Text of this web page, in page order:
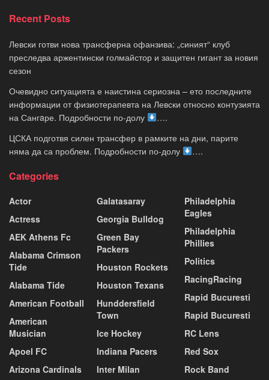
Recent Posts
Левски готви нова трансферна офанзива: „синият“ клуб
преследва аржентински голмайстор и защитен гигант за новия
сезон
Очевидно ситуацията е наистина сериозна – ето последните
информации от физиотерапевта на Левски относно контузията
на Сангaре. Подробности по-долу
….
ЦСКА подготвя силен трансфер в рамките на дни, парите
няма да са проблем. Подробности по-долу
….
Categories
Actor
Actress
AEK Athens Fc
Alabama Crimson
Tide
Alabama Tide
American Football
American
Musician
Apoel FC
Arizona Cardinals
Galatasaray
Georgia Bulldog
Green Bay
Packers
Houston Rockets
Houston Texans
Hunddersfield
Town
Ice Hockey
Indiana Pacers
Inter Milan
Philadelphia
Eagles
Philadelphia
Phillies
Politics
RacingRacing
Rapid Bucuresti
Rapid Bucuresti
RC Lens
Red Sox
Rock Band